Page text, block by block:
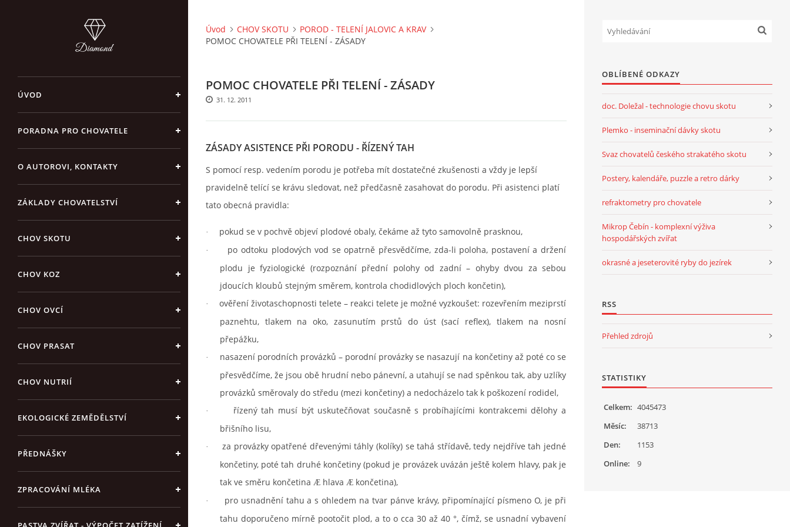
ÚVOD
PORADNA PRO CHOVATELE
O AUTOROVI, KONTAKTY
ZÁKLADY CHOVATELSTVÍ
CHOV SKOTU
CHOV KOZ
CHOV OVCÍ
CHOV PRASAT
CHOV NUTRIÍ
EKOLOGICKÉ ZEMĚDĚLSTVÍ
PŘEDNÁŠKY
ZPRACOVÁNÍ MLÉKA
Úvod CHOV SKOTU
POROD - TELENÍ JALOVIC A KRAV
POMOC CHOVATELE PŘI TELENÍ - ZÁSADY
POMOC CHOVATELE PŘI TELENÍ - ZÁSADY
31. 12. 2011
ZÁSADY ASISTENCE PŘI PORODU - ŘÍZENÝ TAH
S pomocí resp. vedením porodu je potřeba mít dostatečné zkušenosti a vždy je lepší
pravidelně telící se krávu sledovat, než předčasně zasahovat do porodu. Při asistenci platí
tato obecná pravidla:
· pokud se v pochvě objeví plodové obaly, čekáme až tyto samovolně prasknou,
·
po odtoku plodových vod se opatrně přesvědčíme, zda-li poloha, postavení a držení
plodu je fyziologické (rozpoznání přední polohy od zadní – ohyby dvou za sebou
jdoucích kloubů stejným směrem, kontrola chodidlových ploch končetin),
·
ověření životaschopnosti telete – reakci telete je možné vyzkoušet: rozevřením meziprstí
paznehtu, tlakem na oko, zasunutím prstů do úst (sací reflex), tlakem na nosní
přepážku,
·
nasazení porodních provázků – porodní provázky se nasazují na končetiny až poté co se
přesvědčíme, že jsou obě hrudní nebo pánevní, a utahují se nad spěnkou tak, aby uzlíky
provázků směrovaly do středu (mezi končetiny) a nedocházelo tak k poškození rodidel,
·
řízený tah musí být uskutečňovat současně s probíhajícími kontrakcemi dělohy a
břišního lisu,
·
za provázky opatřené dřevenými táhly (kolíky) se tahá střídavě, tedy nejdříve tah jedné
končetiny, poté tah druhé končetiny (pokud je provázek uvázán ještě kolem hlavy, pak je
tak ve směru končetina Æ hlava Æ končetina),
·
pro usnadnění tahu a s ohledem na tvar pánve krávy, připomínající písmeno O, je při
tahu doporučeno mírně pootočit plod, a to o cca 30 až 40 °, čímž, se usnadní vybavení
OBLÍBENÉ ODKAZY
doc. Doležal - technologie chovu skotu
Plemko - inseminační dávky skotu
Svaz chovatelů českého strakatého skotu
Postery, kalendáře, puzzle a retro dárky
refraktometry pro chovatele
Mikrop Čebín - komplexní výživa
hospodářských zvířat
okrasné a jeseterovité ryby do jezírek
RSS
Přehled zdrojů
STATISTIKY
Online: 9
Celkem: 4045473
Měsíc:
38713
Den:
1153